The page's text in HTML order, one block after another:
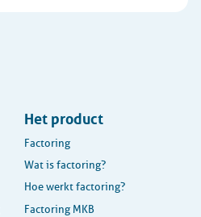
Het product
Factoring
Wat is factoring?
Hoe werkt factoring?
Factoring MKB